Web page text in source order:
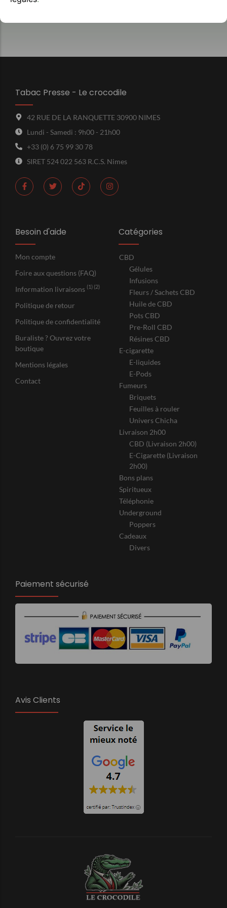
Tabac Presse - Le crocodile
42 RUE DE LA RANQUETTE 30900 NIMES
Lundi - Samedi : 9h00 - 21h00
+33 (0) 6 75 99 30 78
SIRET 524 022 563 R.C.S. Nimes
Besoin d'aide
Mon compte
Foire aux questions (FAQ)
Information livraisons (1) (2)
Politique de retour
Politique de confidentialité
Buraliste ? Ouvrez votre
boutique
Mentions légales
Contact
Catégories
CBD
Gélules
Infusions
Fleurs / Sachets CBD
Huile de CBD
Pots CBD
Pre-Roll CBD
Résines CBD
E-cigarette
E-liquides
E-Pods
Fumeurs
Briquets
Feuilles à rouler
Univers Chicha
Livraison 2h00
CBD (Livraison 2h00)
E-Cigarette (Livraison
2h00)
Bons plans
Spiritueux
Téléphonie
Underground
Poppers
Cadeaux
Divers
Paiement sécurisé
Avis Clients